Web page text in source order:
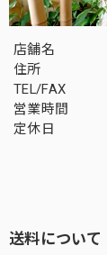
店舗名
住所
TEL/FAX
営業時間
定休日
送料について